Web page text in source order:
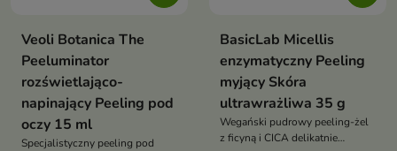
Veoli Botanica The
Peeluminator
rozświetlająco-
napinający Peeling pod
oczy 15 ml
Specjalistyczny peeling pod
BasicLab Micellis
enzymatyczny Peeling
myjący Skóra
ultrawrażliwa 35 g
Wegański pudrowy peeling-żel
z ficyną i CICA delikatnie